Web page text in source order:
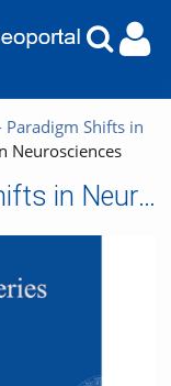
Paradigm Shifts in
Neurosciences
Ad Aertsen - Paradigm Shifts in Neurosciences